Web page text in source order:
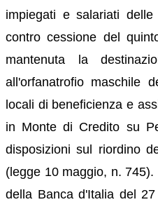
impiegati e salariati delle
contro cessione del
mantenuta la
all'orfanatrofio maschile
locali di beneficienza e
in Monte di Credito su
disposizioni sul riordino
(legge 10 maggio, n.
della Banca d'Italia del